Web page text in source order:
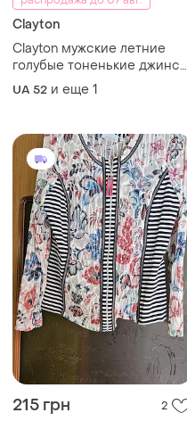
Clayton
Clayton мужские летние
голубые тоненькие джинсы
а-ля джоггеры стрейч-
коттон 54р батал
UA 52 и еще 1
215 грн 2